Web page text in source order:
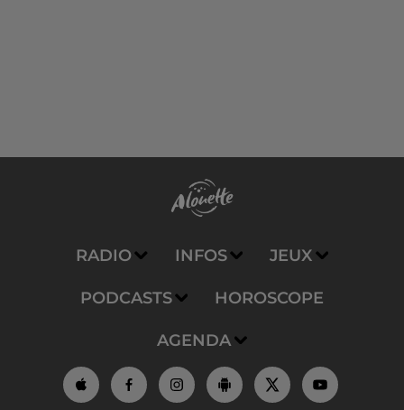
RADIO INFOS JEUX
PODCASTS HOROSCOPE
AGENDA